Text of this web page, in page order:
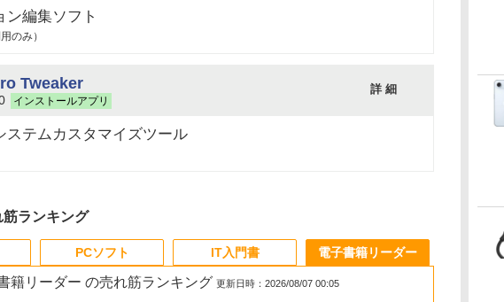
ン編集ソフト
のみ）
Tweaker
インストールアプリ
詳 細
ステムカスタマイズツール
ランキング
PCソフト IT入門書 電子書籍リーダー
籍リーダー の売れ筋ランキング 更新日時：2026/08/07 00:05